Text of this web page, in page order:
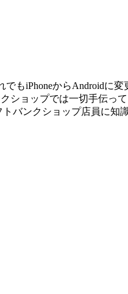
iPhoneからAndroidに変
ショップでは一切手伝って
バンクショップ店員に知